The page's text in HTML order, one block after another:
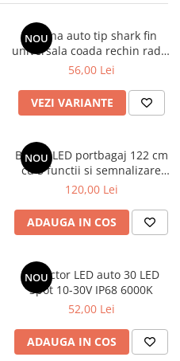
NOU
Antena auto tip shark fin
universala coada rechin radio
AM FM montaj rapid
56,00 Lei
VEZI VARIANTE
NOU
Banda LED portbagaj 122 cm
cu 5 functii si semnalizare
dinamica 12V
120,00 Lei
ADAUGA IN COS
NOU
Proiector LED auto 30 LED
Spot 10-30V IP68 6000K
52,00 Lei
ADAUGA IN COS